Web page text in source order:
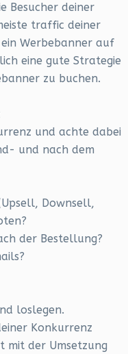
Besucher deiner
traffic deiner
Werbebanner auf
eine gute Strategie
zu buchen.
und achte dabei
und nach dem
Downsell,
der Bestellung?
loslegen.
Konkurrenz
mit der Umsetzung